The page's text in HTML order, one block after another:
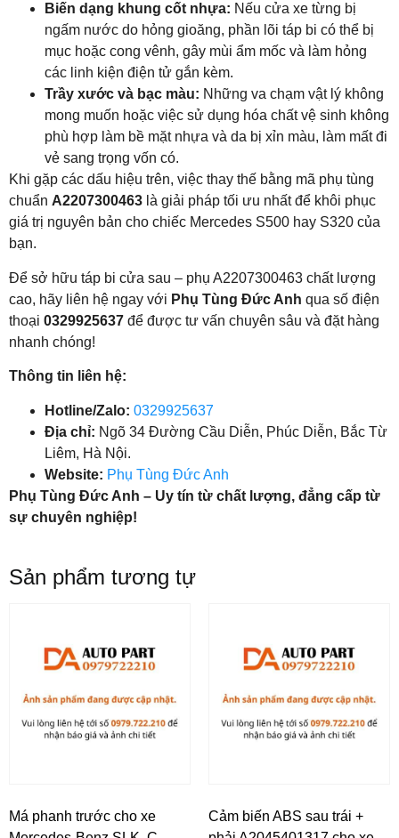
Biến dạng khung cốt nhựa: Nếu cửa xe từng bị
ngấm nước do hỏng gioăng, phần lõi táp bi có thể bị
mục hoặc cong vênh, gây mùi ẩm mốc và làm hỏng
các linh kiện điện tử gắn kèm.
Trầy xước và bạc màu: Những va chạm vật lý không
mong muốn hoặc việc sử dụng hóa chất vệ sinh không
phù hợp làm bề mặt nhựa và da bị xỉn màu, làm mất đi
vẻ sang trọng vốn có.
Khi gặp các dấu hiệu trên, việc thay thế bằng mã phụ tùng
chuẩn A2207300463 là giải pháp tối ưu nhất để khôi phục
giá trị nguyên bản cho chiếc Mercedes S500 hay S320 của
bạn.
Để sở hữu táp bi cửa sau – phụ A2207300463 chất lượng
cao, hãy liên hệ ngay với Phụ Tùng Đức Anh qua số điện
thoại 0329925637 để được tư vấn chuyên sâu và đặt hàng
nhanh chóng!
Thông tin liên hệ:
Hotline/Zalo: 0329925637
Địa chỉ: Ngõ 34 Đường Cầu Diễn, Phúc Diễn, Bắc Từ
Liêm, Hà Nội.
Website: Phụ Tùng Đức Anh
Phụ Tùng Đức Anh – Uy tín từ chất lượng, đẳng cấp từ
sự chuyên nghiệp!
Sản phẩm tương tự
Má phanh trước cho xe
Cảm biến ABS sau trái +